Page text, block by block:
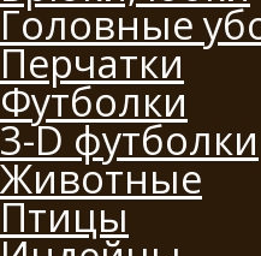
Головные
Перчатки
Футболки
3-D футболки
Животные
Птицы